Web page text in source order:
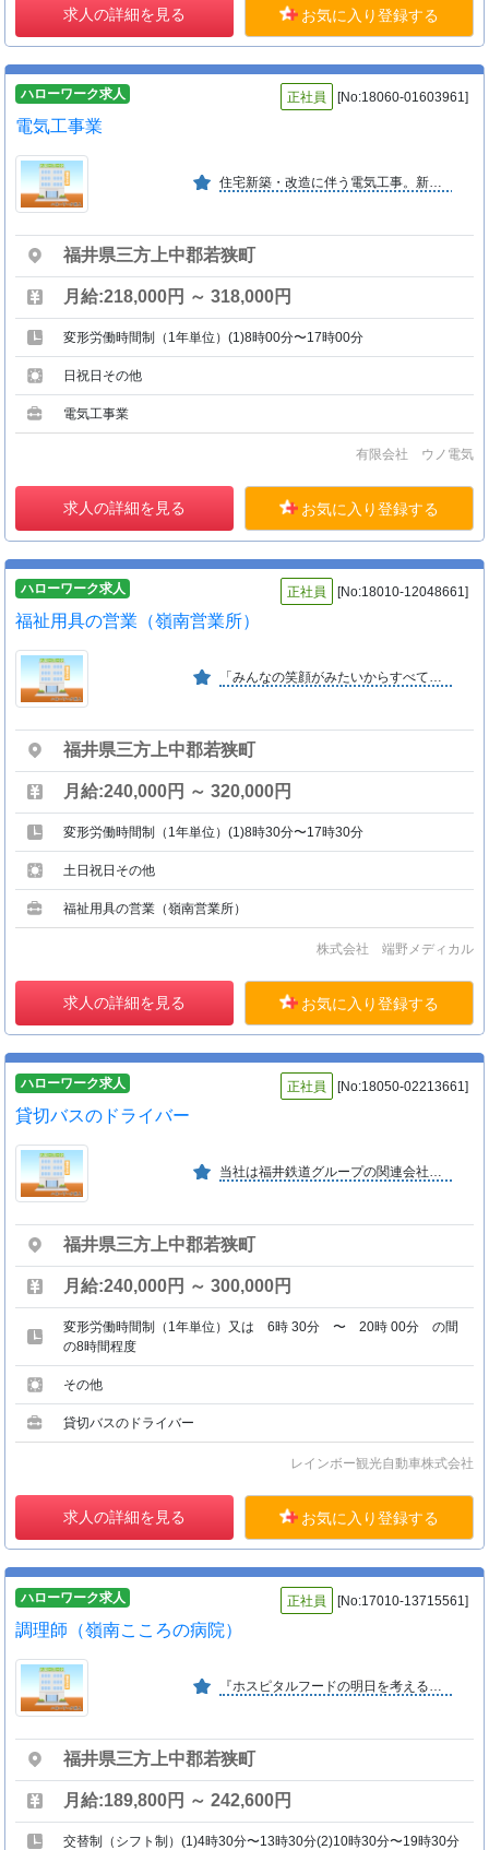
求人の詳細を見る お気に入り登録する
ハローワーク求人 正社員 [No:18060-01603961]
電気工事業
住宅新築・改造に伴う電気工事。新エネルギ−分野は太陽光発電工事。管工事は住宅新設・改造に伴う給排水設備。公道への配水管等の埋設・修繕で、重機等を使用する事も数多くです。 （う−２）
福井県三方上中郡若狭町
月給:218,000円 ～ 318,000円
変形労働時間制（1年単位）(1)8時00分〜17時00分
日祝日その他
電気工事業
有限会社 ウノ電気
求人の詳細を見る お気に入り登録する
ハローワーク求人 正社員 [No:18010-12048661]
福祉用具の営業（嶺南営業所）
「みんなの笑顔がみたいからすべてのお客様にやさしい環境を」を企業理念に、活気ある社員が活躍している業界北陸ナンバーワン企業です。
福井県三方上中郡若狭町
月給:240,000円 ～ 320,000円
変形労働時間制（1年単位）(1)8時30分〜17時30分
土日祝日その他
福祉用具の営業（嶺南営業所）
株式会社 端野メディカル
求人の詳細を見る お気に入り登録する
ハローワーク求人 正社員 [No:18050-02213661]
貸切バスのドライバー
福井県三方上中郡若狭町
月給:240,000円 ～ 300,000円
変形労働時間制（1年単位）又は 6時 30分 〜 20時 00分 の間
の8時間程度
その他
貸切バスのドライバー
レインボー観光自動車株式会社
求人の詳細を見る お気に入り登録する
ハローワーク求人 正社員 [No:17010-13715561]
調理師（嶺南こころの病院）
福井県三方上中郡若狭町
月給:189,800円 ～ 242,600円
交替制（シフト制）(1)4時30分〜13時30分(2)10時30分〜19時30分